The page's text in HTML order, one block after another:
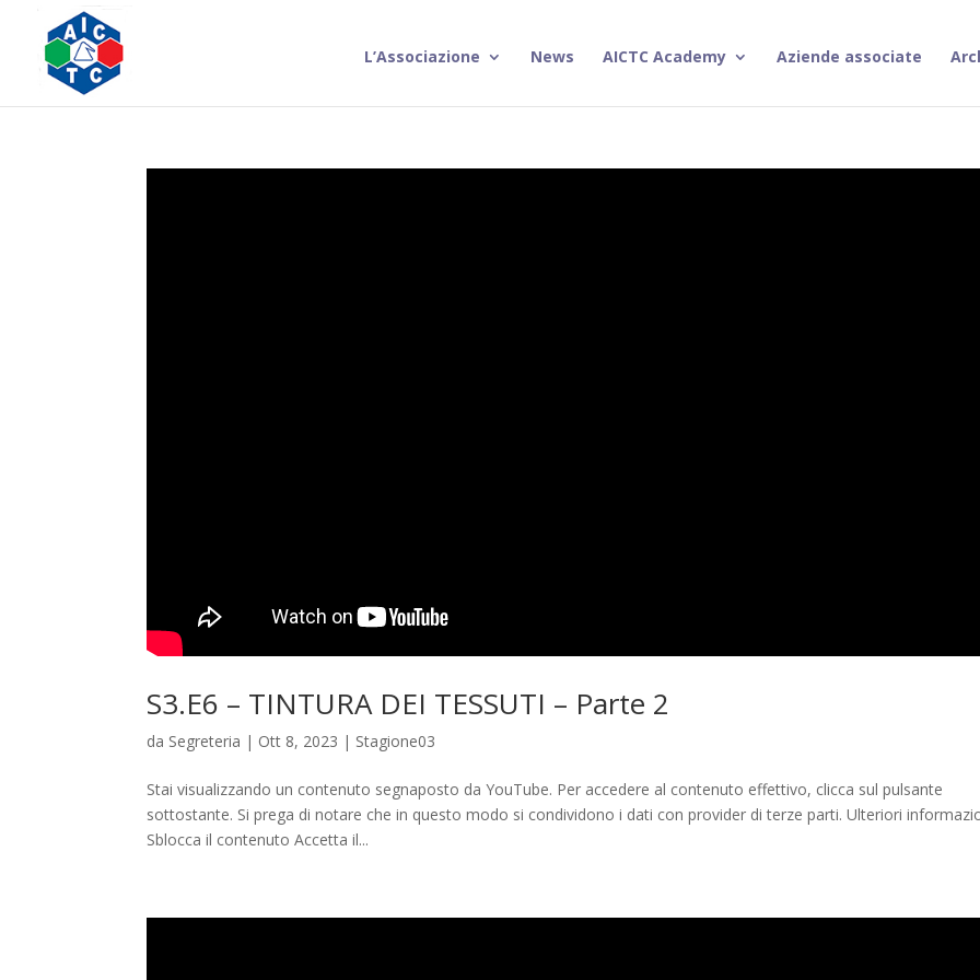
L’Associazione News AICTC Academy Aziende associate
S3.E6 – TINTURA DEI TESSUTI – Parte 2
da Segreteria | Ott 8, 2023 | Stagione03
Stai visualizzando un contenuto segnaposto da YouTube. Per accedere al contenuto effettivo, clicca sul pulsante
sottostante. Si prega di notare che in questo modo si condividono i dati con provider di terze parti. Ulteriori
Sblocca il contenuto Accetta il...